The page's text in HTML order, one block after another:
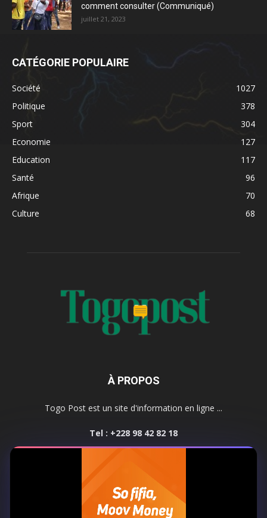
comment consulter (Communiqué)
juillet 21, 2023
CATÉGORIE POPULAIRE
Société
1027
Politique
378
Sport
304
Economie
127
Education
117
Santé
96
Afrique
70
Culture
68
À PROPOS
Togo Post est un site d'information en ligne ...
Tel : +228 98 42 82 18
SUIVEZ NOUS